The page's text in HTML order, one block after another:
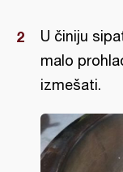
U činiju
malo
izmešati.